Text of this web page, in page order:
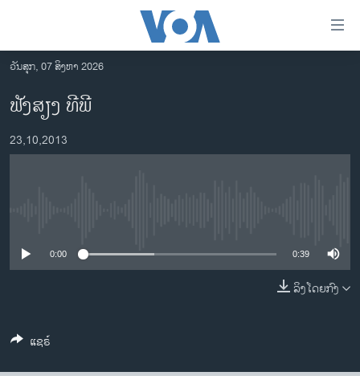
ເຂົ້າ
ຫາ
ຂ້າມ
ຂ້າມ
ຂ້າມ
ລາວ
ອາເມຣິກາ
ເອເຊຍ
ຊຸມຊົນຊາວລາວ
ວິທະຍາສາດ-ເທັກໂນໂລຈີ
ວັນສຸກ, 07 ສິງຫາ 2026
ຟັງສຽງ ທີພີ
23,10,2013
0:00 0:39
ລິງໂດຍກົງ
ແຊຣ໌